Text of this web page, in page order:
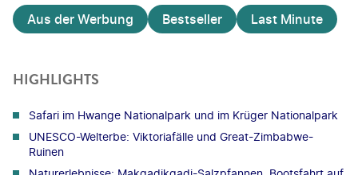
Aus der Werbung Bestseller Last Minute
HIGHLIGHTS
Safari im Hwange Nationalpark und im Krüger Nationalpark
UNESCO-Welterbe: Viktoriafälle und Great-Zimbabwe-
Ruinen